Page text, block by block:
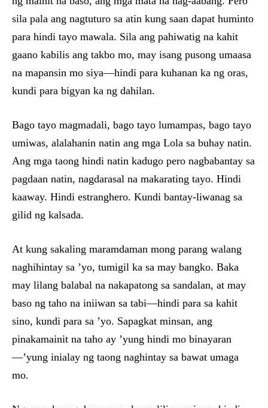
sila pala ang nagtuturo sa atin kung saan dapat huminto
para hindi tayo mawala. Sila ang pahiwatig na kahit
gaano kabilis ang takbo mo, may isang pusong umaasa
na mapansin mo siya—hindi para kuhanan ka ng oras,
kundi para bigyan ka ng dahilan.
Bago tayo magmadali, bago tayo lumampas, bago tayo
umiwas, alalahanin natin ang mga Lola sa buhay natin.
Ang mga taong hindi natin kadugo pero nagbabantay sa
pagdaan natin, nagdarasal na makarating tayo. Hindi
kaaway. Hindi estranghero. Kundi bantay-liwanag sa
gilid ng kalsada.
At kung sakaling maramdaman mong parang walang
naghihintay sa ’yo, tumigil ka sa may bangko. Baka
may lilang balabal na nakapatong sa sandalan, at may
baso ng taho na iniiwan sa tabi—hindi para sa kahit
sino, kundi para sa ’yo. Sapagkat minsan, ang
pinakamainit na taho ay ’yung hindi mo binayaran
—’yung inialay ng taong naghintay sa bawat umaga
mo.